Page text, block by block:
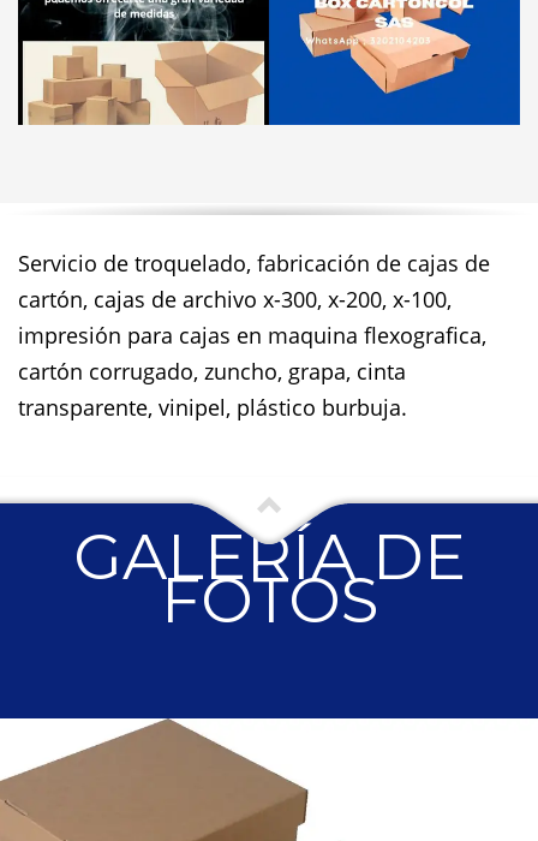
Servicio de troquelado, fabricación de cajas de
cartón, cajas de archivo x-300, x-200, x-100,
impresión para cajas en maquina flexografica,
cartón corrugado, zuncho, grapa, cinta
transparente, vinipel, plástico burbuja.
GALERÍA DE
FOTOS